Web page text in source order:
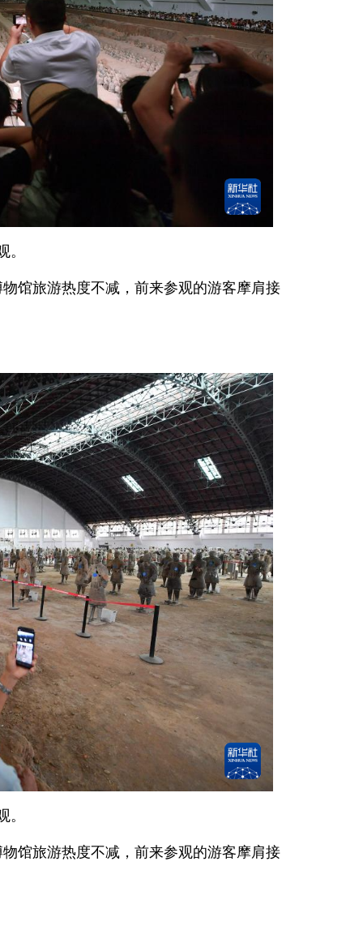
。
馆旅游热度不减，前来参观的游客摩肩接
。
馆旅游热度不减，前来参观的游客摩肩接